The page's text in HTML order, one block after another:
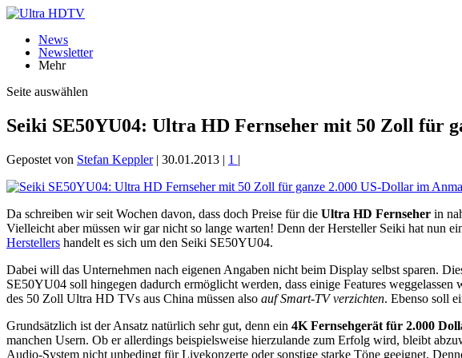
News
Newsletter
Mehr
Seite auswählen
Seiki SE50YU04: Ultra HD Fernseher mit 50 Zoll für
Gepostet von Stefan Keppler| 30.01.2013 | 1 |
Da schreiben wir seit Wochen davon, dass doch Preise für die Ultra HD Fernseher in
Vielleicht aber müssen wir gar nicht so lange warten! Denn der Hersteller Seiki hat
Herstellers handelt es sich um den Seiki SE50YU04.
Dabei will das Unternehmen nach eigenen Angaben nicht beim Display selbst sparen.
SE50YU04 soll hingegen dadurch ermöglicht werden, dass einige Features weggelassen
des 50 Zoll Ultra HD TVs aus China müssen also auf Smart-TV verzichten. Ebenso soll
Grundsätzlich ist der Ansatz natürlich sehr gut, denn ein 4K Fernsehgerät für 2.000
manchen Usern. Ob er allerdings beispielsweise hierzulande zum Erfolg wird, bleibt
Audio-System nicht unbedingt für Livekonzerte oder sonstige starke Töne geeignet.